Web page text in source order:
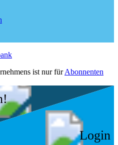
ist nur fürAbonnenten
Login